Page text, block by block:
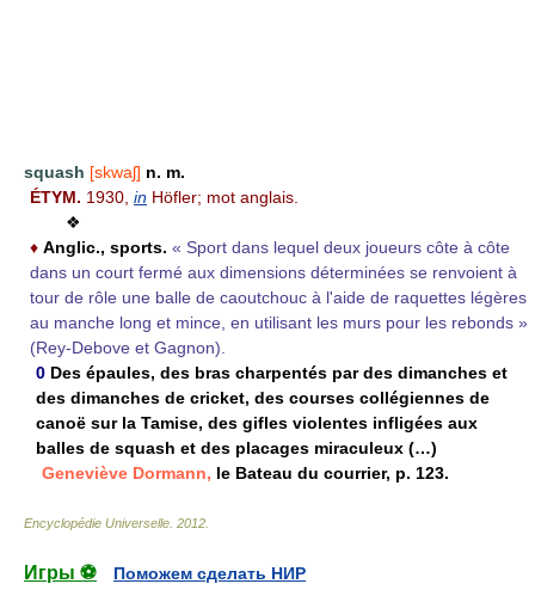
squash [skwaʃ] n. m.
ÉTYM. 1930, in Höfler; mot anglais.
❖
♦ Anglic., sports. « Sport dans lequel deux joueurs côte à côte
dans un court fermé aux dimensions déterminées se renvoient à
tour de rôle une balle de caoutchouc à l'aide de raquettes légères
au manche long et mince, en utilisant les murs pour les rebonds »
(Rey-Debove et Gagnon).
0 Des épaules, des bras charpentés par des dimanches et
des dimanches de cricket, des courses collégiennes de
canoë sur la Tamise, des gifles violentes infligées aux
balles de squash et des placages miraculeux (…)
Geneviève Dormann, le Bateau du courrier, p. 123.
Encyclopédie Universelle 2012
Игры ⚽ Поможем сделать НИР